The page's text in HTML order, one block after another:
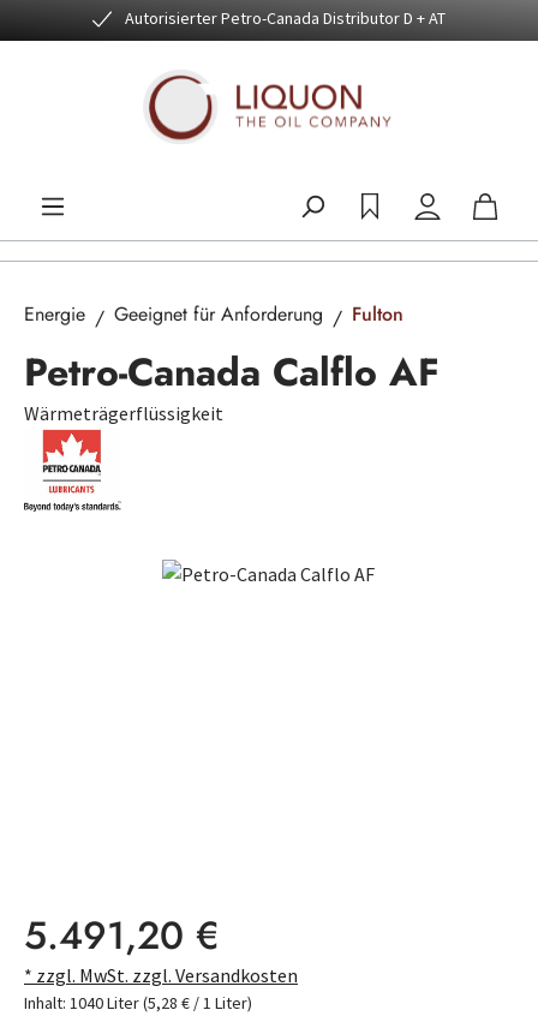
Zum Hauptinhalt springenAutorisierter Petro-Canada Distributor D + AT
Energie Geeignet für Anforderung Fulton
Petro-Canada Calflo AF
Wärmeträgerflüssigkeit
Bildergalerie überspringen
Regulärer Preis:
5.491,20 €
* zzgl. MwSt. zzgl. Versandkosten
Inhalt: 1040 Liter(5,28 € / 1 Liter)